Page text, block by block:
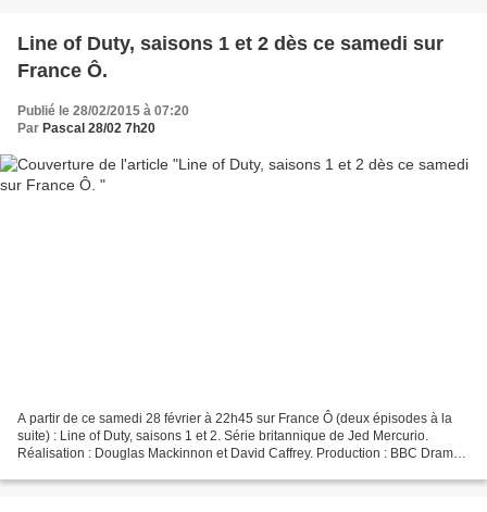
Line of Duty, saisons 1 et 2 dès ce samedi sur
France Ô.
Publié le 28/02/2015 à 07:20
Par Pascal 28/02 7h20
A partir de ce samedi 28 février à 22h45 sur France Ô (deux épisodes à la
suite) : Line of Duty, saisons 1 et 2. Série britannique de Jed Mercurio.
Réalisation : Douglas Mackinnon et David Caffrey. Production : BBC Drama